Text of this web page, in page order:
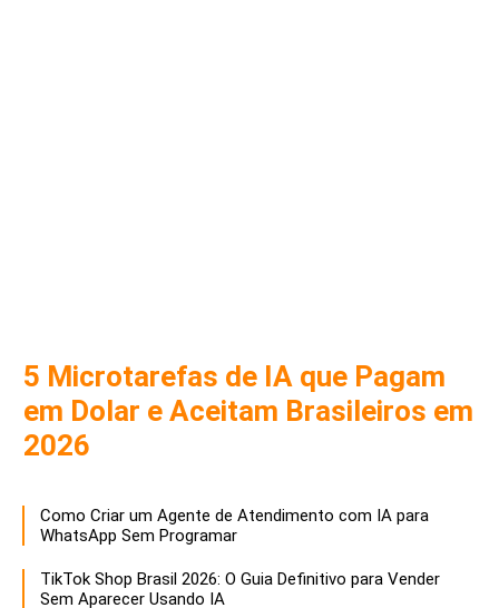
5 Microtarefas de IA que Pagam
em Dolar e Aceitam Brasileiros em
2026
Como Criar um Agente de Atendimento com IA para
WhatsApp Sem Programar
TikTok Shop Brasil 2026: O Guia Definitivo para Vender
Sem Aparecer Usando IA